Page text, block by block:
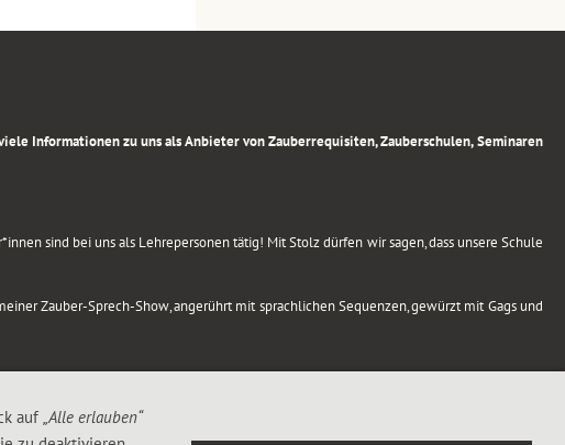
Informationen zu uns als Anbieter von Zauberrequisiten, Zauberschulen, Seminaren
sind bei uns als Lehrepersonen tätig! Mit Stolz dürfen wir sagen, dass unsere Schule
Zauber-Sprech-Show, angerührt mit sprachlichen Sequenzen, gewürzt mit Gags und
auf „Alle erlauben“